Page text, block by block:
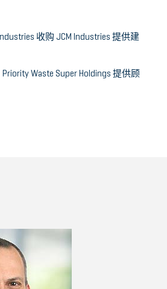
收购 JCM Industries 提供建
Waste Super Holdings 提供顾